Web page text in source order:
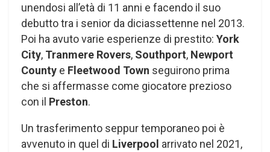
unendosi all’età di 11 anni e facendo il suo
debutto tra i senior da diciassettenne nel 2013.
Poi ha avuto varie esperienze di prestito: York
City, Tranmere Rovers, Southport, Newport
County e Fleetwood Town seguirono prima
che si affermasse come giocatore prezioso
con il Preston.
Un trasferimento seppur temporaneo poi è
avvenuto in quel di Liverpool arrivato nel 2021,